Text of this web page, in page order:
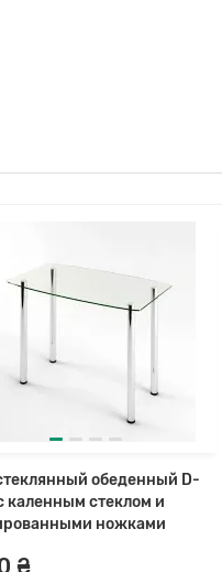
обеденный D-
каленным стеклом и
ножками